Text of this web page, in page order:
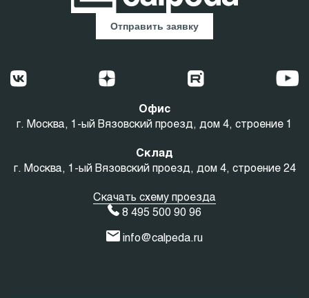
Отправить заявку
Офис
г. Москва, 1-ый Вязовский проезд, дом 4, строение 1
Склад
г. Москва, 1-ый Вязовский проезд, дом 4, строение 24
Скачать схему проезда
8 495 500 90 96
info@calpeda.ru